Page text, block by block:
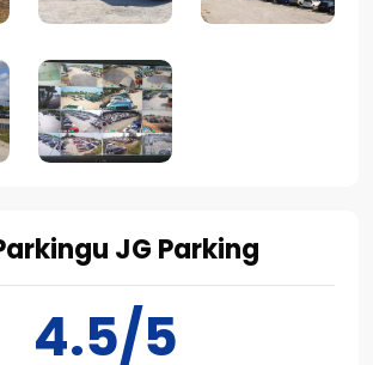
JG Parking
4.5/5